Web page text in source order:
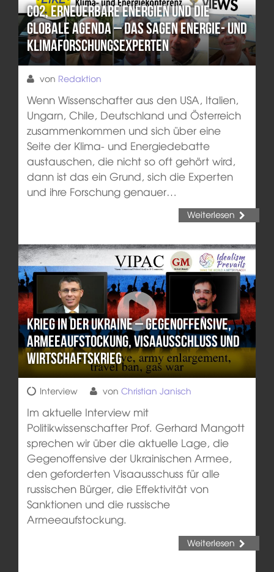
CO2, erneuerbare Energien und die
globale Agenda – das sagen Energie- und
Klimaforschungsexperten
von Redaktion
Wenn Wissenschafter aus den USA, Italien,
Ungarn, Chile, Deutschland und Österreich
zusammenkommen und sich über eine
Seite der Klima- und Energiedebatte
austauschen, die nicht so oft gehört wird,
dann ist das ein Grund, sich die Experten
und ihre Forschung genauer…
Weiterlesen
Krieg in der Ukraine – Gegenoffensive,
Armeeaufstockung, Visaausschluss und
Wirtschaftskrieg
Interview von Christian Janisch
Im aktuelle Interview mit
Politikwissenschafter Prof. Gerhard Mangott
sprechen wir über die aktuelle Lage, die
Gegenoffensive der Ukrainischen Armee,
den geforderten Visaausschuss für alle
russischen Bürger, die Effektivität von
Sanktionen und die russische
Armeeaufstockung.
Weiterlesen